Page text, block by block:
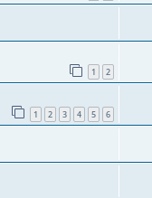
1 2
1 2 3 4 5 6